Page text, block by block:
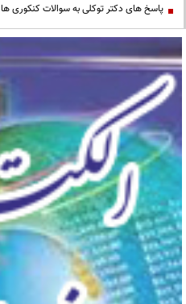
پاسخ های دکتر توکلی به سوالات کنکوری ها